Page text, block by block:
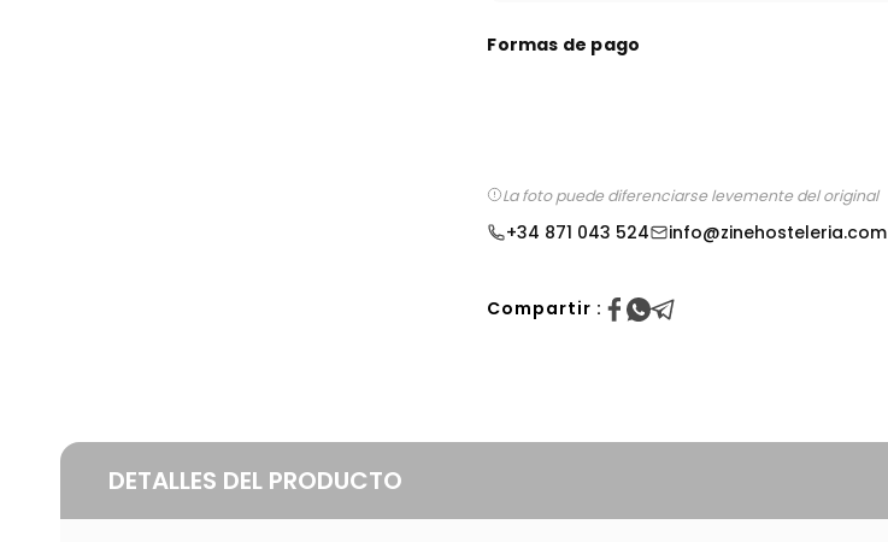
Formas de pago
La foto puede diferenciarse levemente del original
+34 871 043 524 info@zinehosteleria.com
Compartir :
DETALLES DEL PRODUCTO